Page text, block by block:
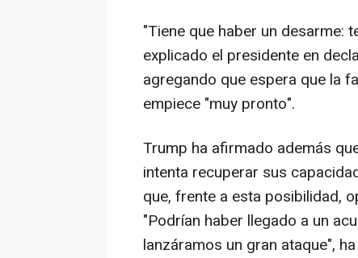
"Tiene que haber un desarme:
explicado el presidente en
agregando que espera que la
empiece "muy pronto".
Trump ha afirmado además
intenta recuperar sus
que, frente a esta posibilidad,
"Podrían haber llegado a un
lanzáramos un gran ataque",